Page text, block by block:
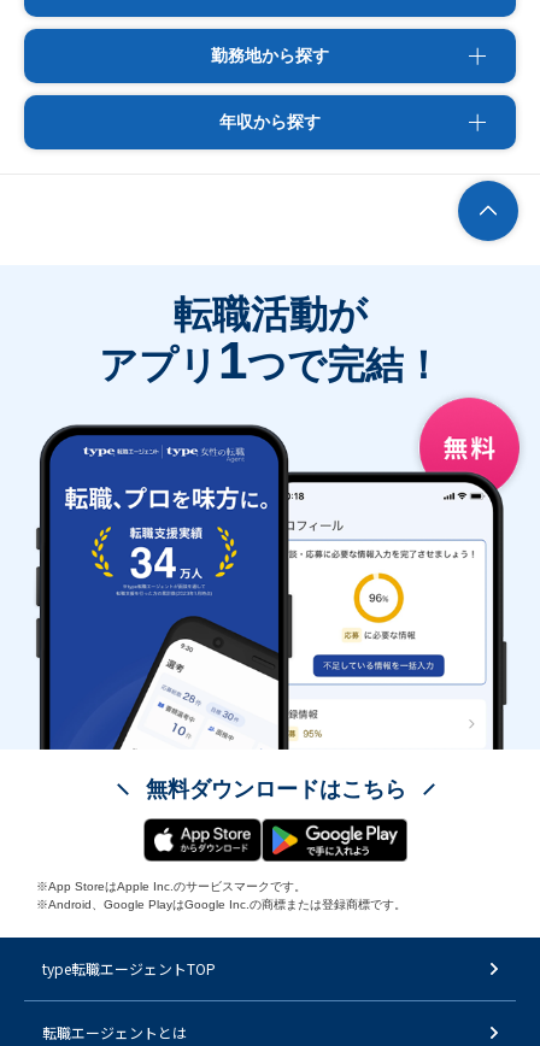
勤務地から探す
年収から探す
転職活動が
アプリ 1つで完結！
無料ダウンロードはこちら
※App StoreはApple Inc.のサービスマークです。
※Android、Google PlayはGoogle Inc.の商標または登録商標です。
type転職エージェントTOP
転職エージェントとは